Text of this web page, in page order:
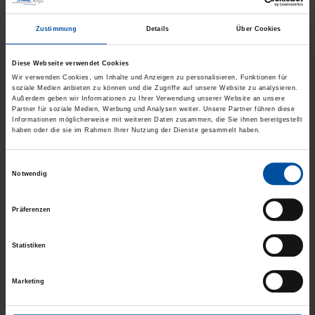
Zustimmung Details Über Cookies
Diese Webseite verwendet Cookies
Wir verwenden Cookies, um Inhalte und Anzeigen zu personalisieren, Funktionen für
soziale Medien anbieten zu können und die Zugriffe auf unsere Website zu analysieren.
Außerdem geben wir Informationen zu Ihrer Verwendung unserer Website an unsere
Partner für soziale Medien, Werbung und Analysen weiter. Unsere Partner führen diese
Informationen möglicherweise mit weiteren Daten zusammen, die Sie ihnen bereitgestellt
haben oder die sie im Rahmen Ihrer Nutzung der Dienste gesammelt haben.
Notwendig
Präferenzen
Statistiken
Marketing
Fenster-System-Außenjalousie
Wärmeenergie
Bordesholm zeichnen sich dagegen durch
Anschaffungskostenaus. Zudemverschmutzensienichtso stark
wie Außenjalousien.
Vielfältige Jalousien in Markenqualität
zur Auswahl
Als etablierter Anbieter für Jalousien in Bordesholm arbeiten wir
, der seine Jalousien
in Deutschland fertigt. Kunden profitieren bei uns von einer
Gestaltungsoptionen: Für jeden Anspruch erhalten Sie die
Glasflächen!